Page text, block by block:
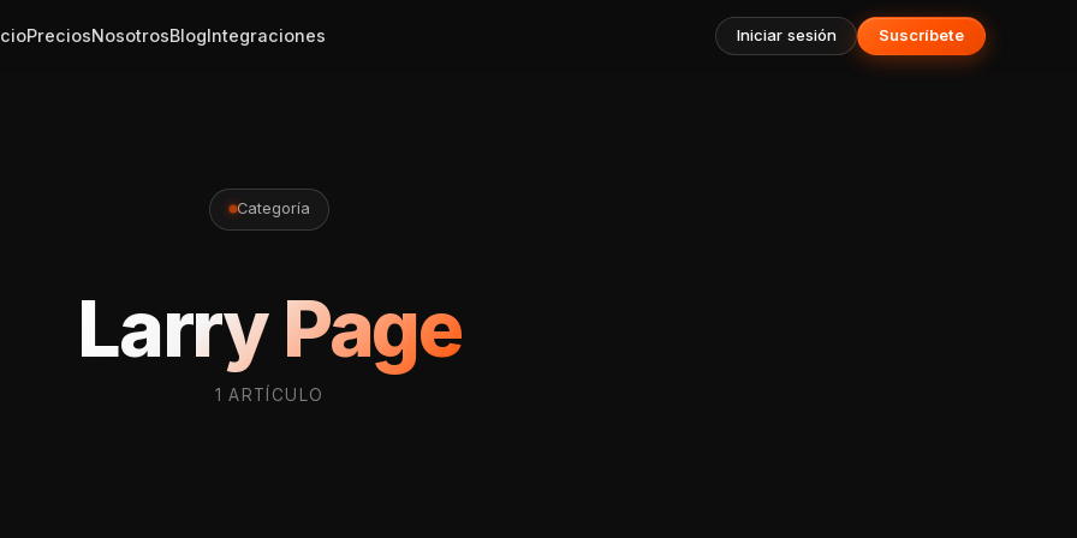
PreciosNosotrosBlogIntegraciones Iniciar sesión Suscríbete
Categoría
Larry Page
1 ARTÍCULO